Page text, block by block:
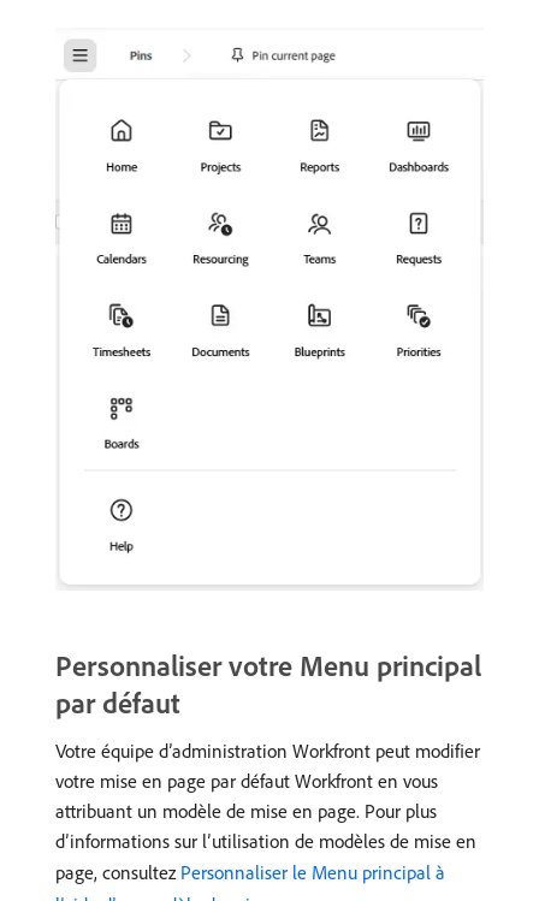
Personnaliser votre Menu principal
par défaut
Votre équipe d’administration Workfront peut modifier
votre mise en page par défaut Workfront en vous
attribuant un modèle de mise en page. Pour plus
d’informations sur l’utilisation de modèles de mise en
page, consultez Personnaliser le Menu principal à